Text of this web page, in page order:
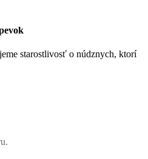
starostlivosť o núdznych, ktorí